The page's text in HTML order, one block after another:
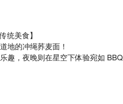
统美食】
地的冲绳荞麦面！
趣，夜晚则在星空下体验宛如 BBQ